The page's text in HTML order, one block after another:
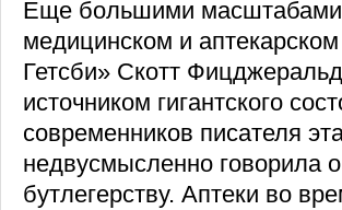
Еще большими масштабами
медицинском и
Гетсби» Скотт
источником гигантского
современников писателя
недвусмысленно говорила
бутлегерству. Аптеки во